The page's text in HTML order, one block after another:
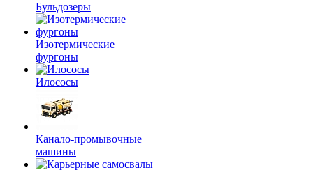
Бульдозеры
Изотермические
фургоны
Илососы
Канало-промывочные
машины